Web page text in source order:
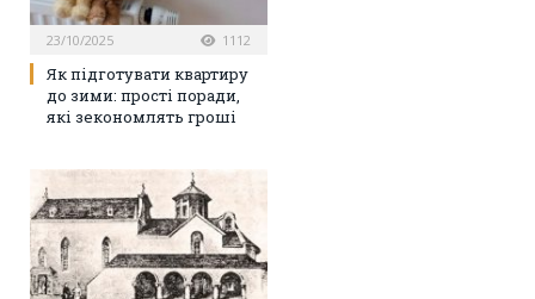
23/10/2025 1112
Як підготувати квартиру
до зими: прості поради,
які зекономлять гроші